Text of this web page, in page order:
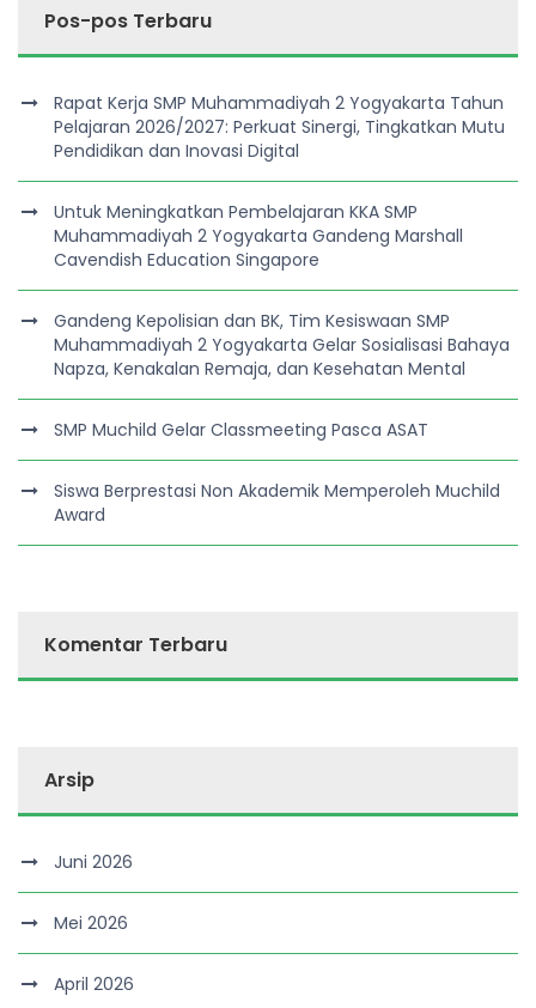
Pos-pos Terbaru
Rapat Kerja SMP Muhammadiyah 2 Yogyakarta Tahun
Pelajaran 2026/2027: Perkuat Sinergi, Tingkatkan Mutu
Pendidikan dan Inovasi Digital
Untuk Meningkatkan Pembelajaran KKA SMP
Muhammadiyah 2 Yogyakarta Gandeng Marshall
Cavendish Education Singapore
Gandeng Kepolisian dan BK, Tim Kesiswaan SMP
Muhammadiyah 2 Yogyakarta Gelar Sosialisasi Bahaya
Napza, Kenakalan Remaja, dan Kesehatan Mental
SMP Muchild Gelar Classmeeting Pasca ASAT
Siswa Berprestasi Non Akademik Memperoleh Muchild
Award
Komentar Terbaru
Arsip
Juni 2026
Mei 2026
April 2026